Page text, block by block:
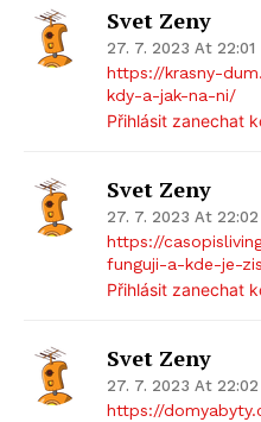
Svet Zeny
27. 7. 2023 At 22:01
https://krasny-
kdy-a-jak-na-ni/
Přihlásit zanechat
Svet Zeny
27. 7. 2023 At 22:02
https://
funguji-a-kde-je-
Přihlásit zanechat
Svet Zeny
27. 7. 2023 At 22:02
https://